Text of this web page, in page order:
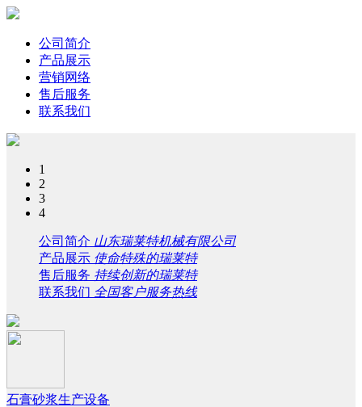
公司简介
产品展示
营销网络
售后服务
联系我们
1
2
3
4
公司简介 山东瑞莱特机械有限公司
产品展示 使命特殊的瑞莱特
售后服务 持续创新的瑞莱特
联系我们 全国客户服务热线
石膏砂浆生产设备